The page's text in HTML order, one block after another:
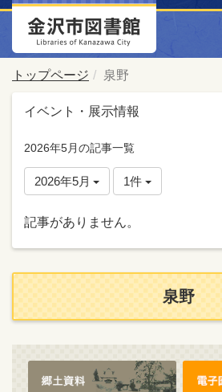
トップページ 泉野
イベント・展示情報
2026年5月の記事一覧
2026年5月 1件
記事がありません。
泉野